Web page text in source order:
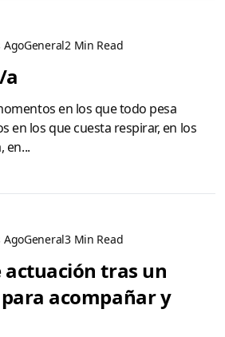
AgoGeneral2 Min Read
a
en los que todo pesa
en los que cuesta respirar, en los
en...
AgoGeneral3 Min Read
actuación tras un
acompañar y